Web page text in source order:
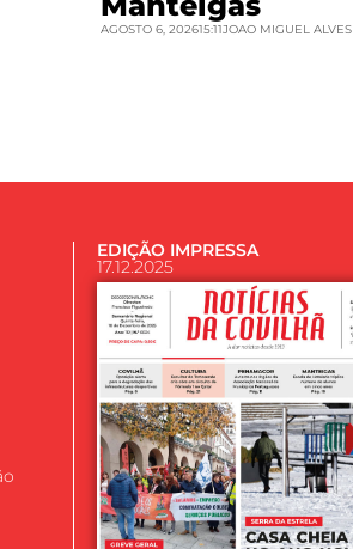
AGOSTO 6, 202615:11JOAO MIGUEL ALVES
EDIÇÃO IMPRESSA
17.12.2025